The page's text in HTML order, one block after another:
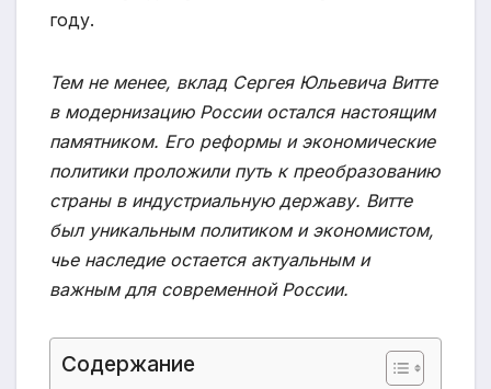
году.
Тем не менее, вклад Сергея Юльевича Витте
в модернизацию России остался настоящим
памятником. Его реформы и экономические
политики проложили путь к преобразованию
страны в индустриальную державу. Витте
был уникальным политиком и экономистом,
чье наследие остается актуальным и
важным для современной России.
Содержание